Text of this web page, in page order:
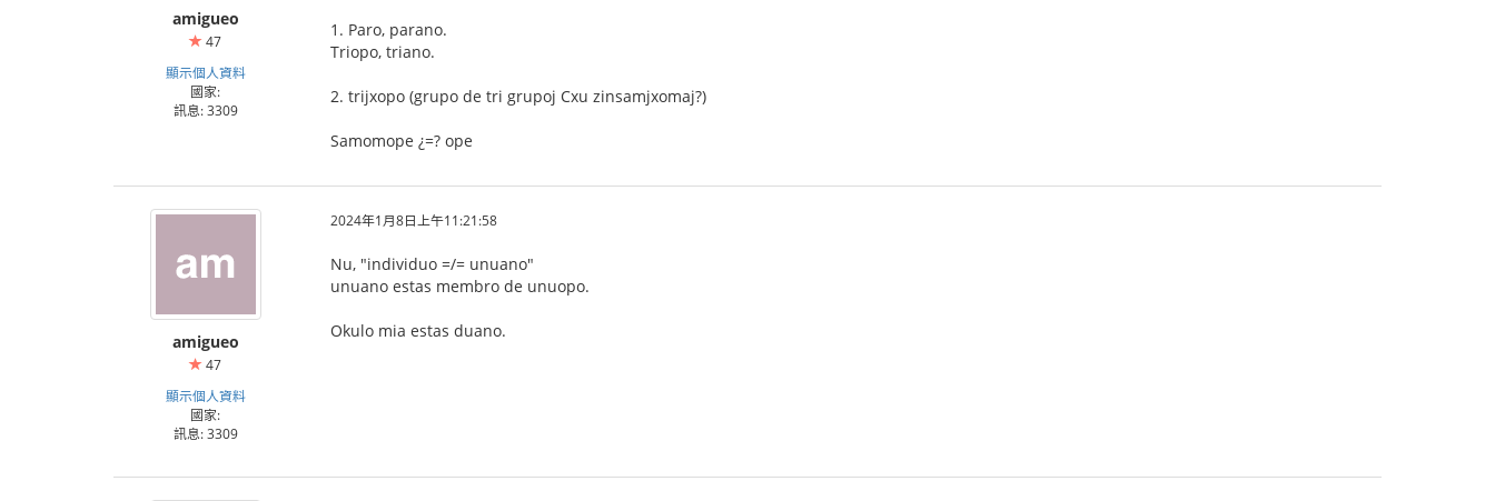
amigueo
47
顯示個人資料
國家:
訊息: 3309
1. Paro, parano.
Triopo, triano.
2. trijxopo (grupo de tri grupoj Cxu zinsamjxomaj?)
Samomope ¿=? ope
amigueo
47
顯示個人資料
國家:
訊息: 3309
2024年1月8日上午11:21:58
Nu, "individuo =/= unuano"
unuano estas membro de unuopo.
Okulo mia estas duano.